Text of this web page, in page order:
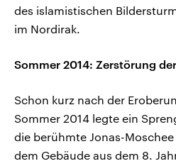
des islamistischen
im Nordirak.
Sommer 2014: Zerstörung
Schon kurz nach der
Sommer 2014 legte ein
die berühmte Jonas-
dem Gebäude aus dem 8.